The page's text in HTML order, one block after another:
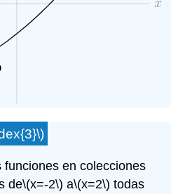
en colecciones
de\(x=-2\) a\(x=2\) todas